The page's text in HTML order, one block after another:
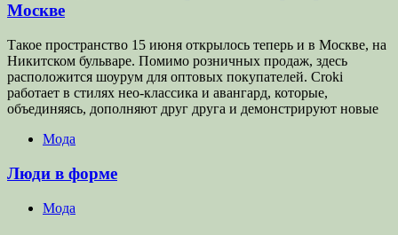
Москве
Такое пространство 15 июня открылось теперь и в Москве, на
Никитском бульваре. Помимо розничных продаж, здесь
расположится шоурум для оптовых покупателей. Croki
работает в стилях нео-классика и авангард, которые,
объединяясь, дополняют друг друга и демонстрируют новые
Мода
Люди в форме
Мода